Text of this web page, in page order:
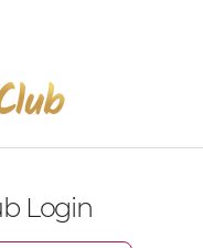
Login